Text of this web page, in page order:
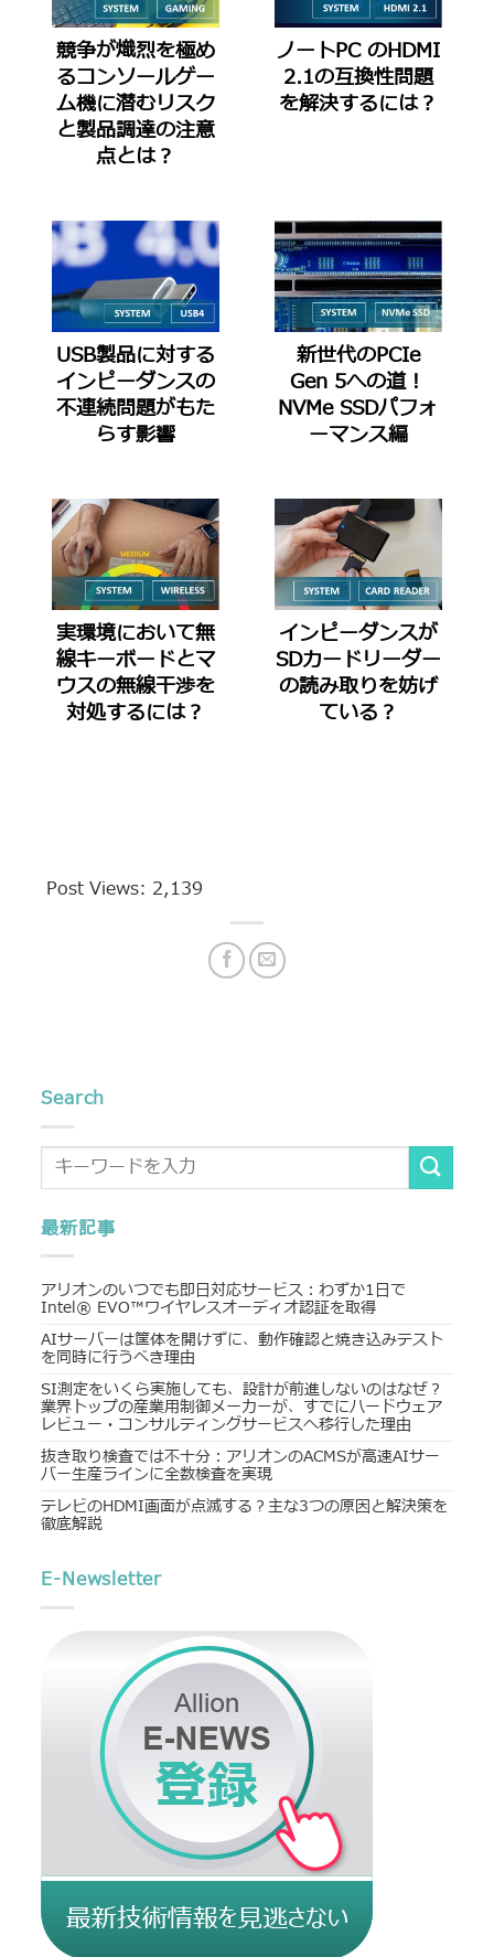
競争が熾烈を極め
るコンソールゲー
ム機に潜むリスク
と製品調達の注意
点とは？
ノートPC のHDMI
2.1の互換性問題
を解決するには？
USB製品に対する
インピーダンスの
不連続問題がもた
らす影響
新世代のPCIe
Gen 5への道！
NVMe SSDパフォ
ーマンス編
実環境において無
線キーボードとマ
ウスの無線干渉を
対処するには？
インピーダンスが
SDカードリーダー
の読み取りを妨げ
ている？
Post Views: 2,139
Search
最新記事
アリオンのいつでも即日対応サービス：わずか1日で
Intel® EVO™ワイヤレスオーディオ認証を取得
AIサーバーは筐体を開けずに、動作確認と焼き込みテスト
を同時に行うべき理由
SI測定をいくら実施しても、設計が前進しないのはなぜ？
業界トップの産業用制御メーカーが、すでにハードウェア
レビュー・コンサルティングサービスへ移行した理由
抜き取り検査では不十分：アリオンのACMSが高速AIサー
バー生産ラインに全数検査を実現
テレビのHDMI画面が点滅する？主な3つの原因と解決策を
徹底解説
E-Newsletter